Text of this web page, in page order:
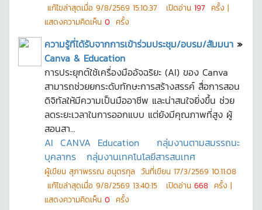
แก้ไขล่าสุดเมื่อ 9/8/2569 15:10:37 เปิดอ่าน 197 ครั้ง |
แสดงความคิดเห็น 0 ครั้ง
ความรู้ที่ได้รับจากการเข้าร่วมประชุม/อบรม/สัมมนา »
Canva & Education
การประยุกต์ใช้เครื่องมืออัจฉริยะ (AI) ของ Canva
สามารถช่วยยกระดับทักษะการสร้างสรรค์ สื่อการสอน
ดิจิทัลให้มีความเป็นมืออาชีพ และน่าสนใจยิ่งขึ้น ช่วย
ลดระยะเวลาในการออกแบบ แต่ยังมีคุณภาพที่สูง ผู้
สอนสา...
AI CANVA Education
กลุ่มงานตามสมรรถนะ
บุคลากร
กลุ่มงานเทคโนโลยีสารสนเทศ
ผู้เขียน สุภาพรรณ อนุตรกุล วันที่เขียน 17/3/2569 10:11:08
แก้ไขล่าสุดเมื่อ 9/8/2569 13:40:15 เปิดอ่าน 668 ครั้ง |
แสดงความคิดเห็น 0 ครั้ง